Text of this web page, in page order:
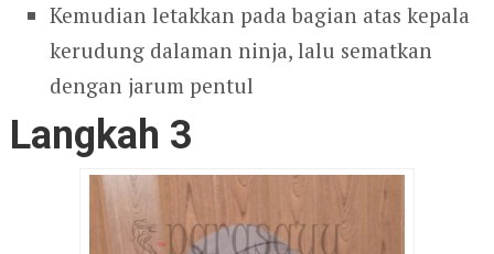
Kemudian letakkan pada bagian atas kepala
kerudung dalaman ninja, lalu sematkan
dengan jarum pentul
Langkah 3